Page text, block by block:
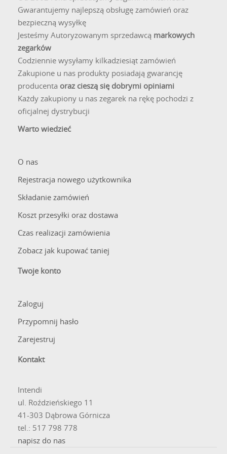
wodoszczelności, zazwyczaj na poziomie 10 ATM (100
metrów). Taki parametr zapewnia pełne bezpieczeństwo
mechanizmu podczas codziennych czynności, takich jak
mycie rąk, a także pozwala na swobodne pływanie w
basenie czy zabawy w wodzie. Dzięki temu dziecko może
nosić swój ulubiony czasomierz bez przerwy, nie martwiąc
się o jego przypadkowe zalanie.
Z jakich materiałów wykonane są paski
w zegarkach Lorus dla dzieci?
wytrzymałości. Najczęściej stosuje się miękki i elastyczny
wytrzymałe paski tekstylne lub z tworzywa sztucznego.
Wszystkie te materiały są lekkie i przyjemne w dotyku,
Gwarantujemy najlepszą obsługę zamówień oraz
bezpieczną wysyłkę
Jesteśmy Autoryzowanym sprzedawcą markowych
zegarków
Codziennie wysyłamy kilkadziesiąt zamówień
Zakupione u nas produkty posiadają gwarancję
producenta oraz cieszą się dobrymi opiniami
Każdy zakupiony u nas zegarek na rękę pochodzi z
oficjalnej dystrybucji
Warto wiedzieć
O nas
Rejestracja nowego użytkownika
Składanie zamówień
Koszt przesyłki oraz dostawa
Czas realizacji zamówienia
Zobacz jak kupować taniej
Twoje konto
Zaloguj
Przypomnij hasło
Zarejestruj
Kontakt
Intendi
ul. Roździeńskiego 11
41-303 Dąbrowa Górnicza
tel.: 517 798 778
napisz do nas